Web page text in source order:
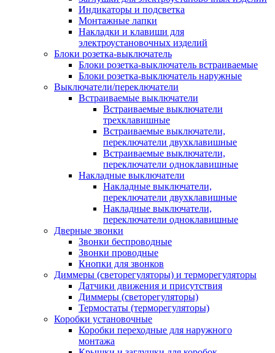
Индикаторы и подсветка
Монтажные лапки
Накладки и клавиши для
электроустановочных изделий
Блоки розетка-выключатель
Блоки розетка-выключатель встраиваемые
Блоки розетка-выключатель наружные
Выключатели/переключатели
Встраиваемые выключатели
Встраиваемые выключатели
трехклавишные
Встраиваемые выключатели,
переключатели двухклавишные
Встраиваемые выключатели,
переключатели одноклавишные
Накладные выключатели
Накладные выключатели,
переключатели двухклавишные
Накладные выключатели,
переключатели одноклавишные
Дверные звонки
Звонки беспроводные
Звонки проводные
Кнопки для звонков
Диммеры (светорегуляторы) и терморегуляторы
Датчики движения и присутствия
Диммеры (светорегуляторы)
Термостаты (терморегуляторы)
Коробки установочные
Коробки переходные для наружного
монтажа